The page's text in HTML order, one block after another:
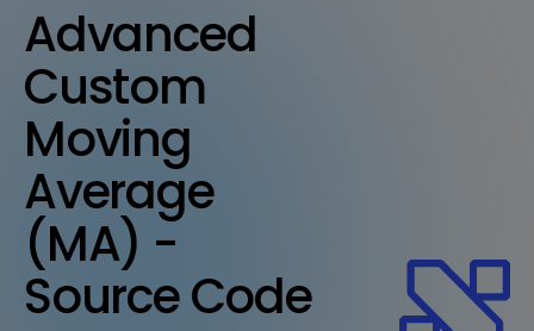
Advanced
Custom
Moving
Average
(MA) -
Source Code